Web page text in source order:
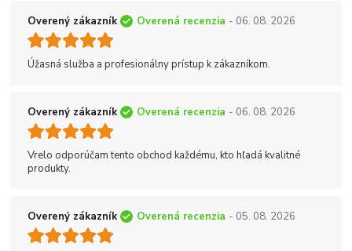
Overený zákazník Overená recenzia - 06. 08. 2026
Úžasná služba a profesionálny prístup k zákazníkom.
Overený zákazník Overená recenzia - 06. 08. 2026
Vrelo odporúčam tento obchod každému, kto hľadá kvalitné
produkty.
Overený zákazník Overená recenzia - 05. 08. 2026